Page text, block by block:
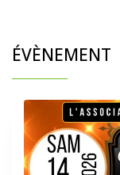
ÉVÈNEMENT